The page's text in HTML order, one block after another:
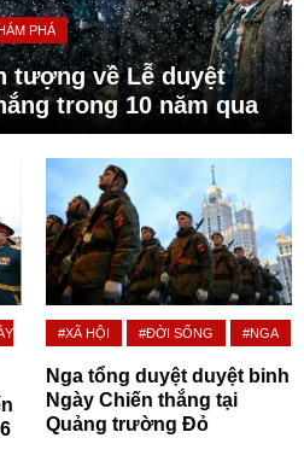
PHÁ
tượng về Lễ duyệt
trong 10 năm qua
#XÃ HỘI #ĐỜI SỐNG #NGA
Nga tổng duyệt duyệt binh
Ngày Chiến thắng tại
Quảng trường Đỏ